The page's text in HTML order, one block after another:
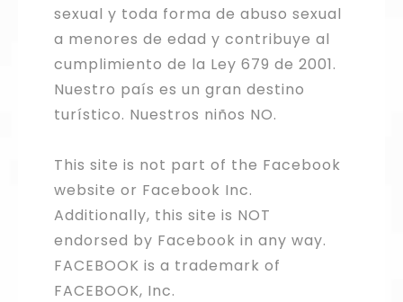
sexual y toda forma de abuso sexual
a menores de edad y contribuye al
cumplimiento de la Ley 679 de 2001.
Nuestro país es un gran destino
turístico. Nuestros niños NO.
This site is not part of the Facebook
website or Facebook Inc.
Additionally, this site is NOT
endorsed by Facebook in any way.
FACEBOOK is a trademark of
FACEBOOK, Inc.